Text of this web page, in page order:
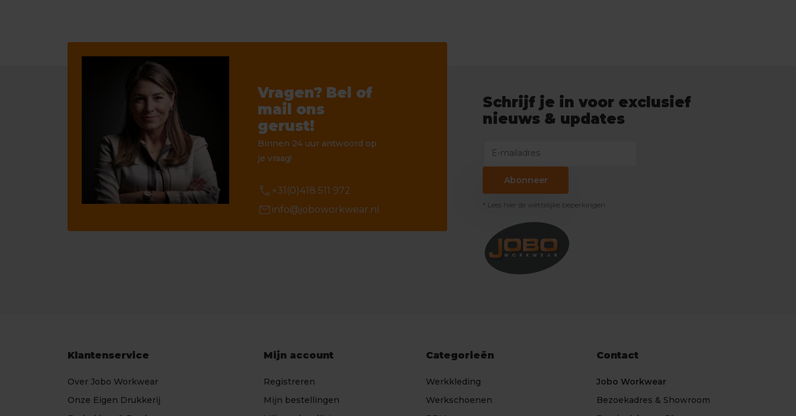
Vragen? Bel of
mail ons
gerust!
Binnen 24 uur antwoord op
je vraag!
call +31(0)418 511 972
mail info@joboworkwear.nl
Schrijf je in voor exclusief
nieuws & updates
Abonneer
* Lees hier de wettelijke beperkingen
Klantenservice
Over Jobo Workwear
Onze Eigen Drukkerij
Mijn account
Registreren
Mijn bestellingen
Categorieën
Werkkleding
Werkschoenen
Contact
Jobo Workwear
Bezoekadres & Showroom